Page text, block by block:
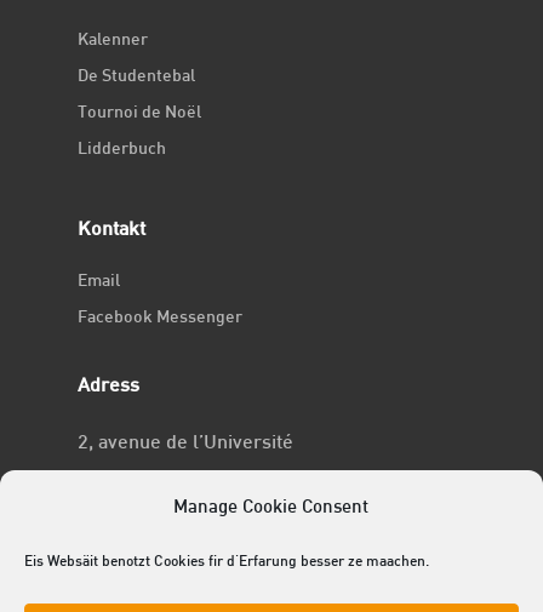
Manage Cookie Consent
Eis Websäit benotzt Cookies fir d'Erfarung besser ze maachen.
Kalenner
De Studentebal
Tournoi de Noël
Lidderbuch
Kontakt
Email
Facebook Messenger
Adress
2, avenue de l’Université
No RCSL